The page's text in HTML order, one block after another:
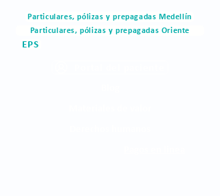
Particulares, pólizas y prepagadas Medellín
Particulares, pólizas y prepagadas Oriente
EPS